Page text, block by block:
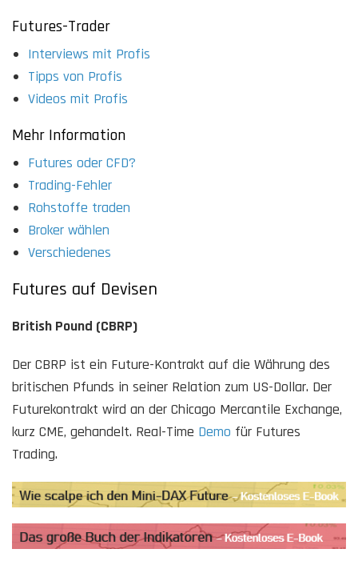
Futures-Trader
Interviews mit Profis
Tipps von Profis
Videos mit Profis
Mehr Information
Futures oder CFD?
Trading-Fehler
Rohstoffe traden
Broker wählen
Verschiedenes
Futures auf Devisen
British Pound (CBRP)
Der CBRP ist ein Future-Kontrakt auf die Währung des
britischen Pfunds in seiner Relation zum US-Dollar. Der
Futurekontrakt wird an der Chicago Mercantile Exchange,
kurz CME, gehandelt. Real-Time Demo für Futures
Trading.